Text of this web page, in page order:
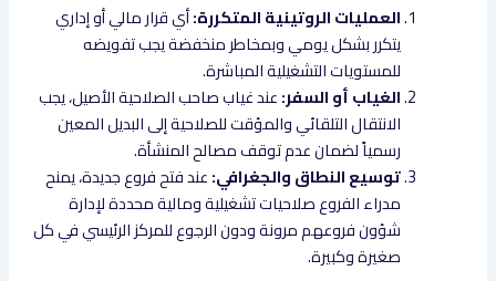
العمليات الروتينية المتكررة:أي قرار مالي أو إداري
يتكرر بشكل يومي وبمخاطر منخفضة يجب تفويضه
للمستويات التشغيلية المباشرة.
الغياب أو السفر:عند غياب صاحب الصلاحية الأصيل، يجب
الانتقال التلقائي والمؤقت للصلاحية إلى البديل المعين
رسمياً لضمان عدم توقف مصالح المنشأة.
توسيع النطاق والجغرافي:عند فتح فروع جديدة، يمنح
مدراء الفروع صلاحيات تشغيلية ومالية محددة لإدارة
شؤون فروعهم مرونة ودون الرجوع للمركز الرئيسي في كل
صغيرة وكبيرة.